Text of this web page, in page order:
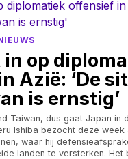
in op
Azië: ‘De
is ernstig’
Taiwan, dus gaat Japan in
Ishiba bezocht deze
waar hij
landen te versterken. Het